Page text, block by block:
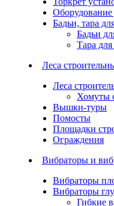
Оборудование
Бадьи, тара
Бадьи
Тара для
Леса
Леса
Хомуты
Вышки-туры
Помосты
Площадки
Ограждения
Вибраторы и
Вибраторы
Вибраторы
Гибкие